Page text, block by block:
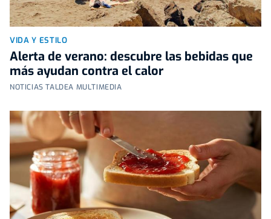
VIDA Y ESTILO
Alerta de verano: descubre las bebidas que
más ayudan contra el calor
NOTICIAS TALDEA MULTIMEDIA